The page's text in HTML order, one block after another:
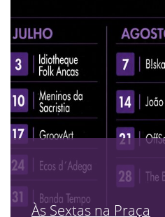
Às Sextas na Praça